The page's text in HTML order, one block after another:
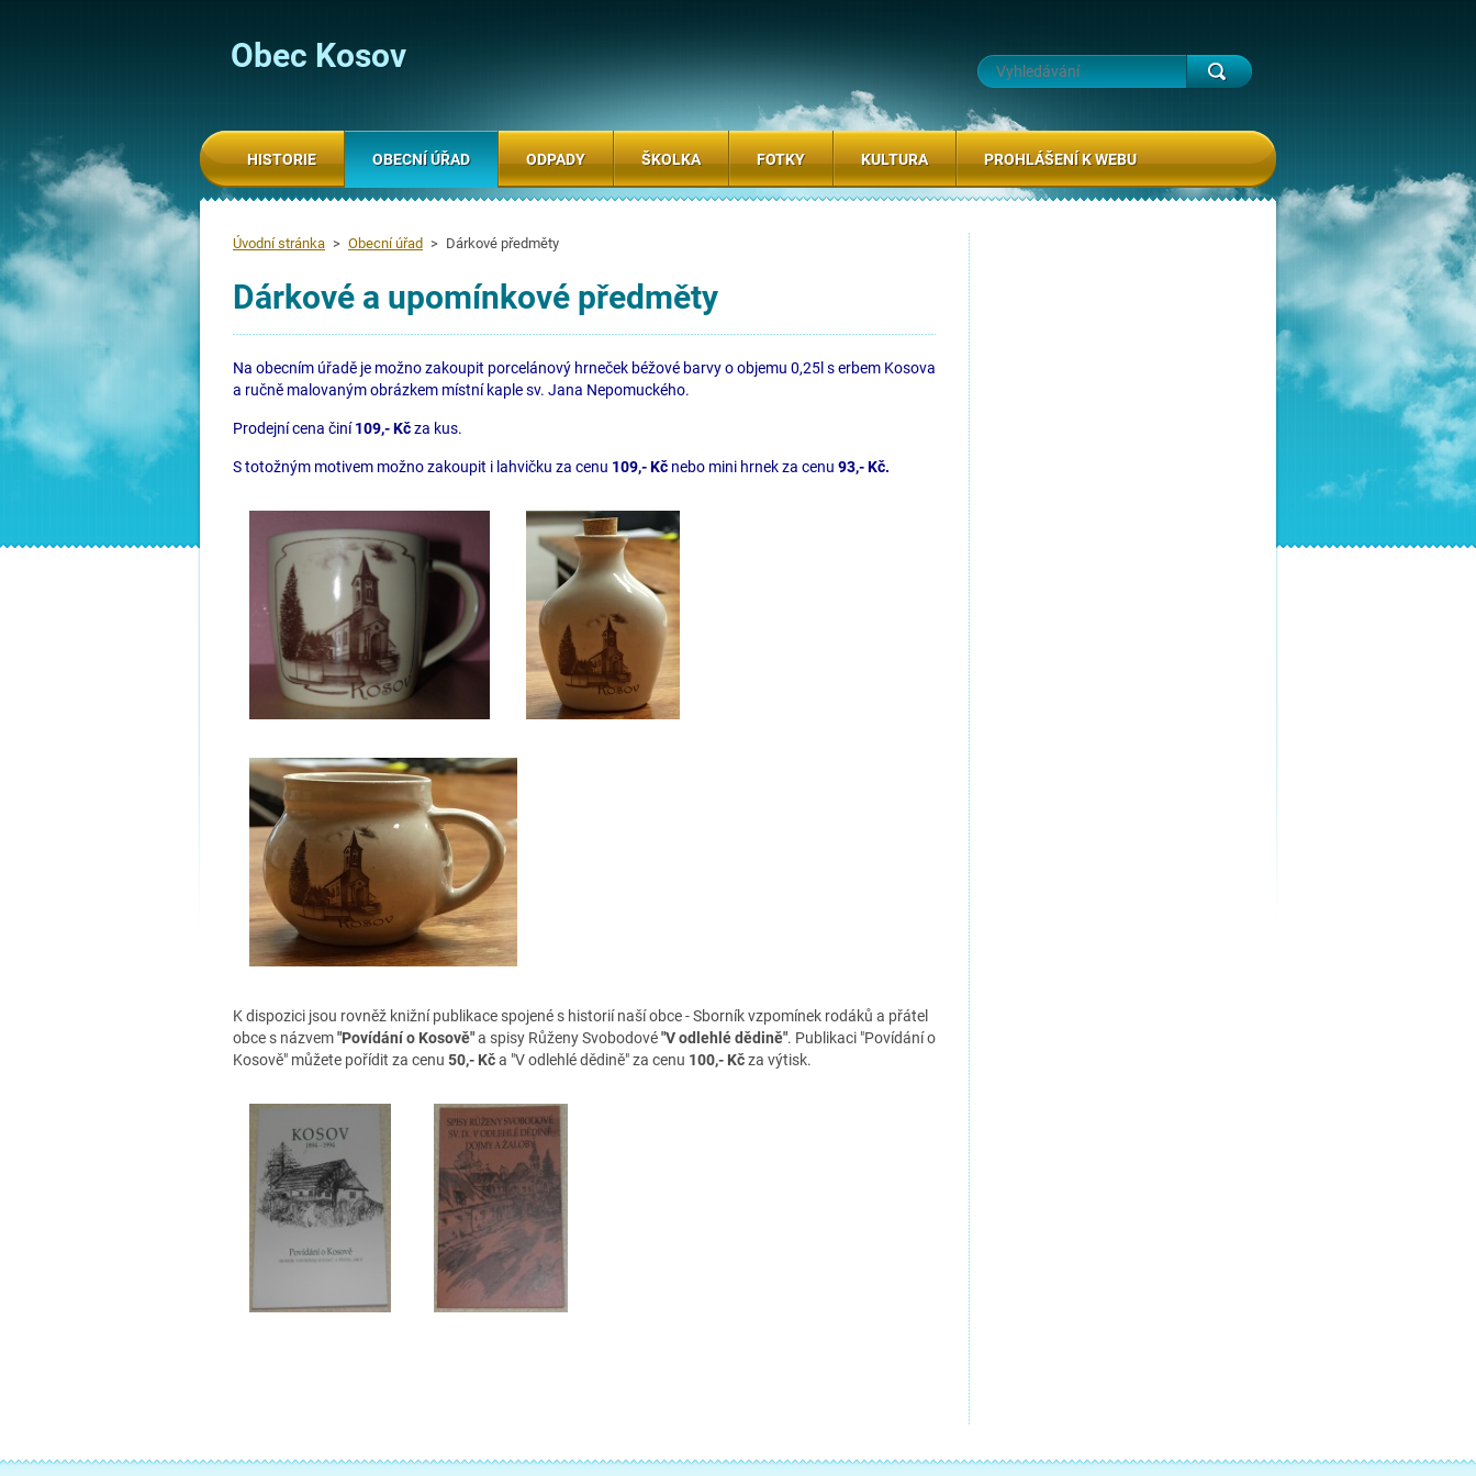
Obec Kosov
Úvodní stránka > Obecní úřad > Dárkové předměty
Dárkové a upomínkové předměty
Na obecním úřadě je možno zakoupit porcelánový hrneček béžové barvy o objemu 0,25l s erbem Kosova
a ručně malovaným obrázkem místní kaple sv. Jana Nepomuckého.
Prodejní cena činí109,- Kčza kus.
S totožným motivem možno zakoupit i lahvičku za cenu 109,- Kč nebo mini hrnek za cenu 93,- Kč.
K dispozici jsou rovněž knižní publikace spojené s historií naší obce - Sborník vzpomínek rodáků a přátel
obce s názvem"Povídání o Kosově"a spisy Růženy Svobodové"V odlehlé dědině". Publikaci "Povídání o
Kosově" můžete pořídit za cenu 50,- Kča "V odlehlé dědině" za cenu 100,- Kčza výtisk.
HISTORIE OBECNÍ ÚŘAD ODPADY ŠKOLKA FOTKY KULTURA PROHLÁŠENÍ K WEBU